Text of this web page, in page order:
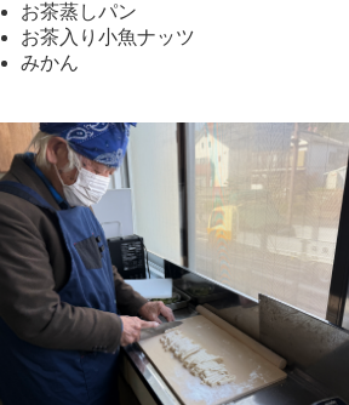
お茶蒸しパン
お茶入り小魚ナッツ
みかん